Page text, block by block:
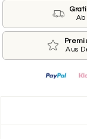
Beschriftung der
Wie ist der
die Marke
Dann lass das
Ab
Aus